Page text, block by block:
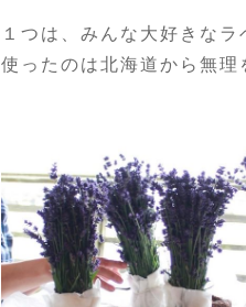
１つは、みんな大好きなラ
使ったのは北海道から無理